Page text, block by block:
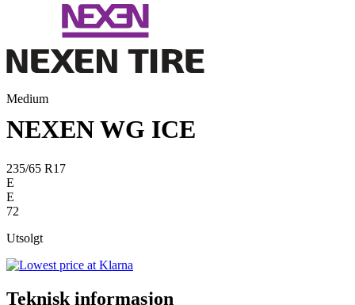
Medium
NEXEN WG ICE
235/65 R17
E
E
72
Utsolgt
Teknisk informasjon